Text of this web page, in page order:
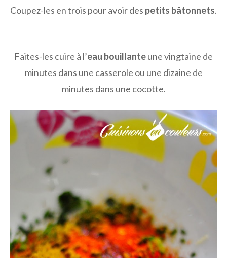
Coupez-les en trois pour avoir des petits bâtonnets.
Faites-les cuire à l’eau bouillanteune vingtaine de
minutes dans une casserole ou une dizaine de
minutes dans une cocotte.